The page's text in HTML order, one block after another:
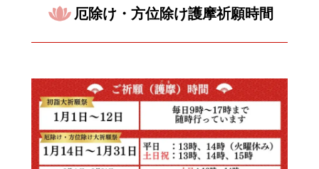
厄除け・方位除け護摩祈願時間